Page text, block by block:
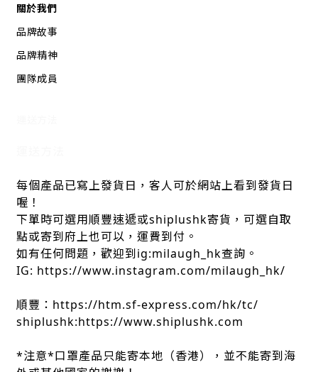
關於我們
品牌故事
品牌精神
團隊成員
每個產品已寫上發貨日，客人可於網站上看到發貨日
喔！
下單時可選用順豐速遞或shiplushk寄貨，可選自取
點或寄到府上也可以，運費到付。
如有任何問題，歡迎到ig:milaugh_hk查詢。
IG: https://www.instagram.com/milaugh_hk/
順豐：https://htm.sf-express.com/hk/tc/
shiplushk:https://www.shiplushk.com
*注意*口罩產品只能寄本地（香港），並不能寄到海